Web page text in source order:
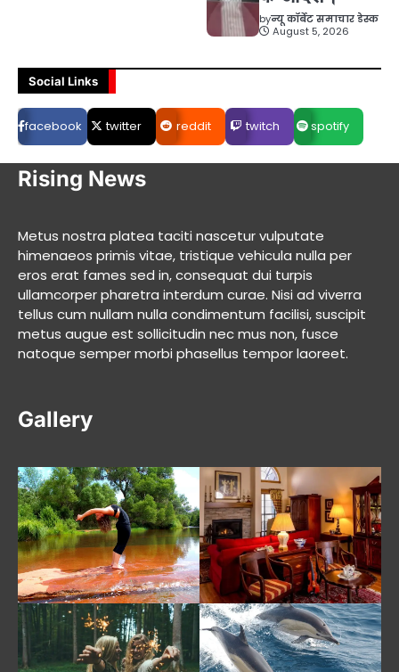
byन्यू कॉर्बेट समाचार डेस्क
August 5, 2026
Social Links
facebook twitter reddit twitch spotify
Rising News
Metus nostra platea taciti nascetur vulputate
himenaeos primis vitae, tristique vehicula nulla per
eros erat fames sed in, consequat dui turpis
ullamcorper pharetra interdum curae. Nisi ad viverra
tellus cum nullam nulla condimentum facilisi, suscipit
metus augue est sollicitudin nec mus non, fusce
natoque semper morbi phasellus tempor laoreet.
Gallery